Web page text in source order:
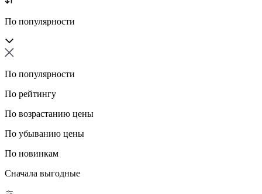
По популярности
По популярности
По рейтингу
По возрастанию цены
По убыванию цены
По новинкам
Сначала выгодные